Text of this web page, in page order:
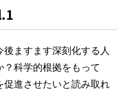
問い合わせ
ますます深刻化する人
科学的根拠をもって
進させたいと読み取れ